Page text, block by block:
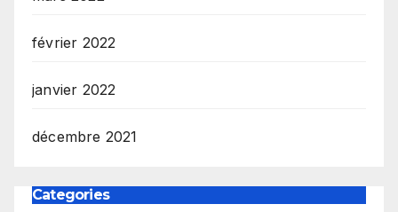
février 2022
janvier 2022
décembre 2021
Categories